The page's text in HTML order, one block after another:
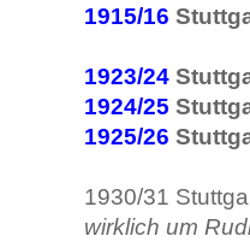
1915/16
1923/24
1924/25
1925/26
1930/31
wirklich um